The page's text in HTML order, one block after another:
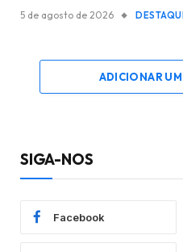
5 de agosto de 2026
ADICIONAR
SIGA-NOS
Facebook